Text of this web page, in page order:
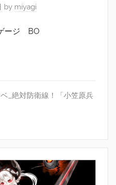
by miyagi
ージ BO
_絶対防衛線！「小笠原兵